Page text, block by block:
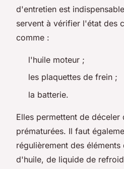
d'entretien est
servent à vérifier l'état des
comme :
l'huile moteur ;
les plaquettes de frein ;
la batterie.
Elles permettent de déceler
prématurées. Il faut
régulièrement des
d'huile, de liquide de